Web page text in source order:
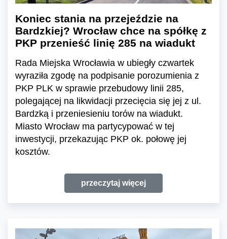
Koniec stania na przejeździe na
Bardzkiej? Wrocław chce na spółkę z
PKP przenieść linię 285 na wiadukt
Rada Miejska Wrocławia w ubiegły czwartek
wyraziła zgodę na podpisanie porozumienia z
PKP PLK w sprawie przebudowy linii 285,
polegającej na likwidacji przecięcia się jej z ul.
Bardzką i przeniesieniu torów na wiadukt.
Miasto Wrocław ma partycypować w tej
inwestycji, przekazując PKP ok. połowę jej
kosztów.
przeczytaj więcej